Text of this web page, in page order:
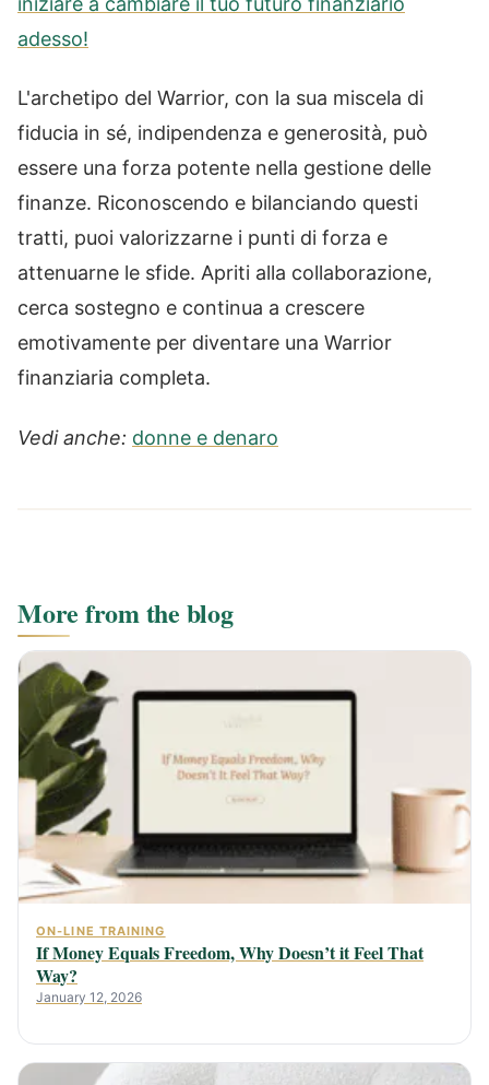
adesso!
L'archetipo del Warrior, con la sua miscela di
fiducia in sé, indipendenza e generosità, può
essere una forza potente nella gestione delle
finanze. Riconoscendo e bilanciando questi
tratti, puoi valorizzarne i punti di forza e
attenuarne le sfide. Apriti alla collaborazione,
cerca sostegno e continua a crescere
emotivamente per diventare una Warrior
finanziaria completa.
Vedi anche: donne e denaro
More from the blog
ON-LINE TRAINING
If Money Equals Freedom, Why Doesn’t it Feel That
Way?
January 12, 2026